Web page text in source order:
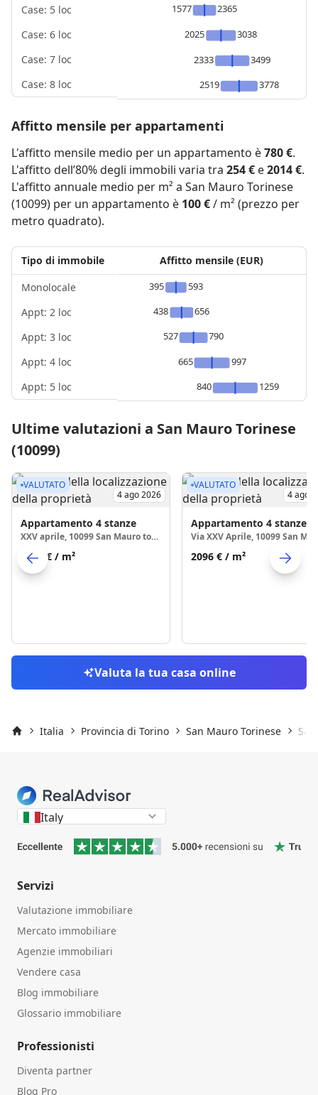
Case: 5 loc
Case: 6 loc
Case: 7 loc
Case: 8 loc
1577
2365
2025
3038
2333
3499
2519
3778
Affitto mensile per appartamenti
L'affitto mensile medio per un appartamento è780 €.
L'affitto dell’80% degli immobili varia tra 254 € e2014 €.
L'affitto annuale medio per m² a San Mauro Torinese
(10099) per un appartamento è 100 €/ m² (prezzo per
metro quadrato).
Tipo di immobile
Monolocale
Appt: 2 loc
Appt: 3 loc
Appt: 4 loc
Appt: 5 loc
Affitto mensile (EUR)
395
593
438
656
527
790
665
997
840
1259
Ultime valutazioni a San Mauro Torinese
(10099)
VALUTATO
4 ago 2026
Appartamento 4 stanze
XXV aprile, 10099 San Mauro torinese
2146 € / m²
VALUTATO
4 ago
Appartamento 4 stanze
2096 € / m²
Valuta la tua casa online
Italia Provincia di Torino San Mauro Torinese
Italy
Servizi
Valutazione immobiliare
Mercato immobiliare
Agenzie immobiliari
Vendere casa
Blog immobiliare
Glossario immobiliare
Professionisti
Diventa partner
Blog Pro